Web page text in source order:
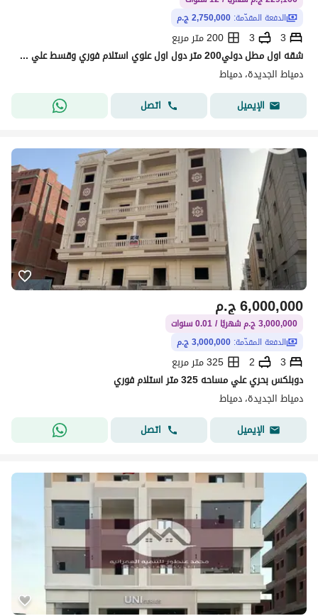
الدفعة المقدّمة: 2,750,000 ج.م
3
3
200 متر مربع
شقه اول مطل دولي200 متر دول اول علوي استلام فوري وقسط علي سنه
دمياط الجديدة، دمياط
الإيميل
اتصل
ج.م6,000,000
3,000,000 ج.م شهريًا / 0.01 سنوات
الدفعة المقدّمة: 3,000,000 ج.م
3
2
325 متر مربع
دوبلكس بحري علي مساحه 325 متر استلام فوري
دمياط الجديدة، دمياط
الإيميل
اتصل